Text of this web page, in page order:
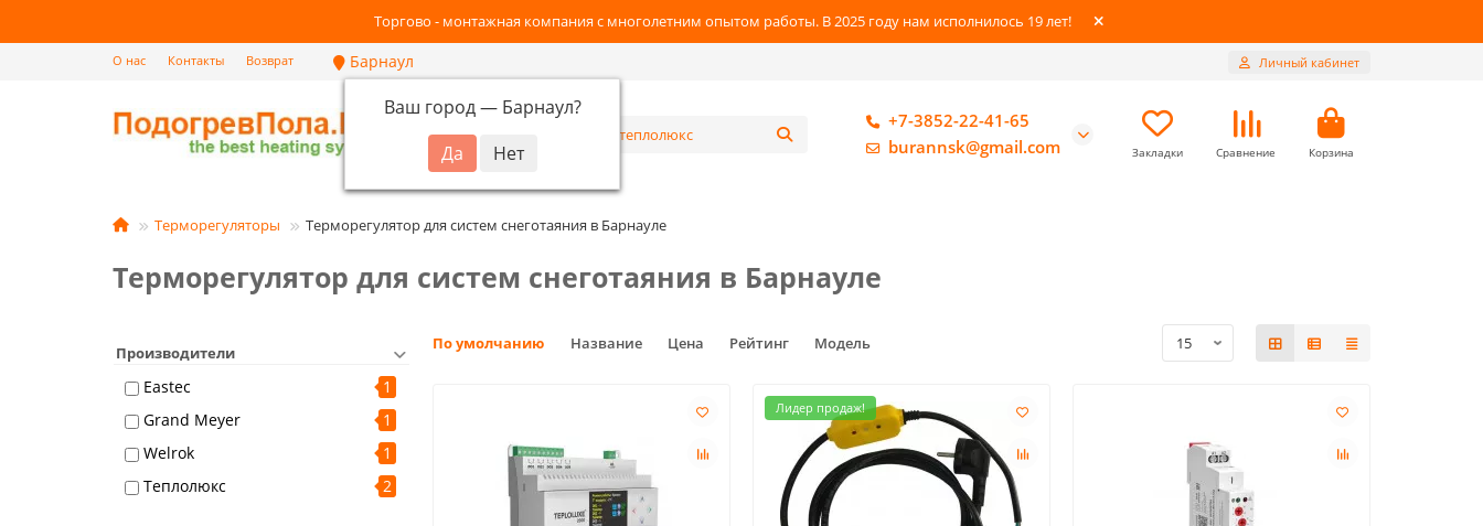
Торгово - монтажная компания с многолетним опытом работы. В 2025 году нам исполнилось 19 лет!
О нас Контакты Возврат Барнаул
Ваш город — Барнаул?
Личный кабинет
Каталог
+7-3852-22-41-65
burannsk@gmail.com
Закладки Сравнение Корзина
Терморегуляторы Терморегулятор для систем снеготаяния в Барнауле
Терморегулятор для систем снеготаяния в Барнауле
Производители
Eastec
1
Grand Meyer
1
Welrok
1
Теплолюкс
2
По умолчанию Название Цена Рейтинг Модель
Лидер продаж!